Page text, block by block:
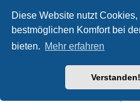
Diese Website nutzt Cookies,
bestmöglichen Komfort bei
bieten. Mehr erfahren
Verstanden!
Powered byphpBB® Forum